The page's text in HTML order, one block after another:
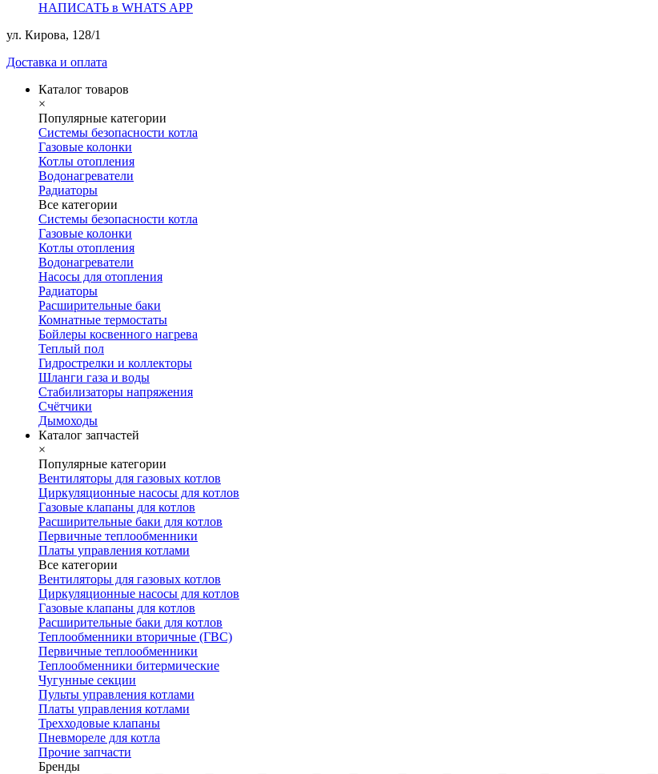
НАПИСАТЬ в WHATS APP
ул. Кирова, 128/1
Доставка и оплата
Каталог товаров
×
Популярные категории
Системы безопасности котла
Газовые колонки
Котлы отопления
Водонагреватели
Радиаторы
Все категории
Системы безопасности котла
Газовые колонки
Котлы отопления
Водонагреватели
Насосы для отопления
Радиаторы
Расширительные баки
Комнатные термостаты
Бойлеры косвенного нагрева
Теплый пол
Гидрострелки и коллекторы
Шланги газа и воды
Стабилизаторы напряжения
Счётчики
Дымоходы
Каталог запчастей
×
Популярные категории
Вентиляторы для газовых котлов
Циркуляционные насосы для котлов
Газовые клапаны для котлов
Расширительные баки для котлов
Первичные теплообменники
Платы управления котлами
Все категории
Вентиляторы для газовых котлов
Циркуляционные насосы для котлов
Газовые клапаны для котлов
Расширительные баки для котлов
Теплообменники вторичные (ГВС)
Первичные теплообменники
Теплообменники битермические
Чугунные секции
Пульты управления котлами
Платы управления котлами
Трехходовые клапаны
Пневмореле для котла
Прочие запчасти
Бренды